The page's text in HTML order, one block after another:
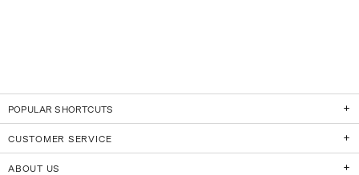
POPULAR SHORTCUTS
CUSTOMER SERVICE
ABOUT US